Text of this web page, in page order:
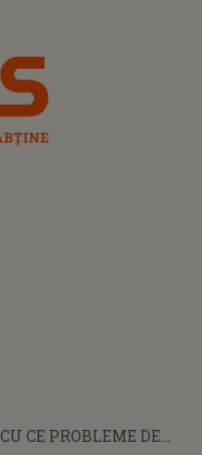
CU CE PROBLEME DE